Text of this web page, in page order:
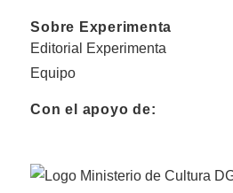
Sobre Experimenta
Editorial Experimenta
Equipo
Con el apoyo de: